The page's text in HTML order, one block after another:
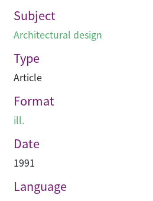
Subject
Architectural design
Type
Article
Format
ill.
Date
1991
Language